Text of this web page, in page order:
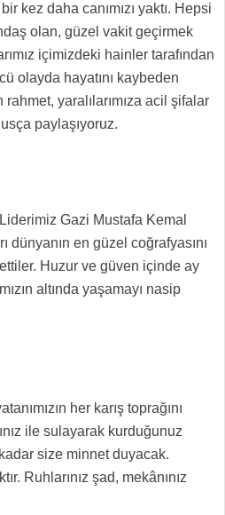
kez daha canımızı yaktı. Hepsi
olan, güzel vakit geçirmek
içimizdeki hainler tarafından
olayda hayatını kaybeden
rahmet, yaralılarımıza acil şifalar
paylaşıyoruz.
Gazi Mustafa Kemal
dünyanın en güzel coğrafyasını
Huzur ve güven içinde ay
altında yaşamayı nasip
her karış toprağını
ile sulayarak kurduğunuz
size minnet duyacak.
Ruhlarınız şad, mekânınız